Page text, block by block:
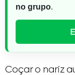
no grupo.
Coçar o nariz